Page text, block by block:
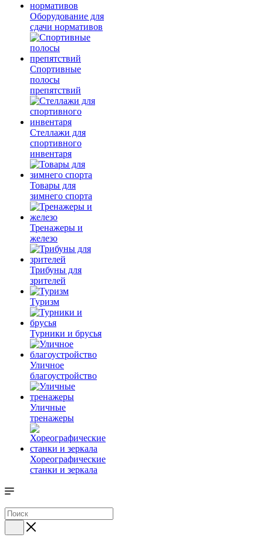
Оборудование для
сдачи нормативов
Спортивные
полосы
препятствий
Стеллажи для
спортивного
инвентаря
Товары для
зимнего спорта
Тренажеры и
железо
Трибуны для
зрителей
Туризм
Турники и брусья
Уличное
благоустройство
Уличные
тренажеры
Хореографические
станки и зеркала